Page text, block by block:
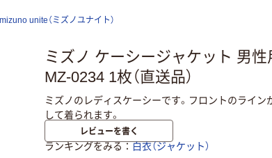
mizuno unite（ミズノユナイト）
ミズノ ケーシージャケット 男
MZ-0234 1枚（直送品）
ミズノのレディスケーシーです。フロントのライ
して着られます。
レビューを書く
ランキングをみる 白衣（ジャケット）